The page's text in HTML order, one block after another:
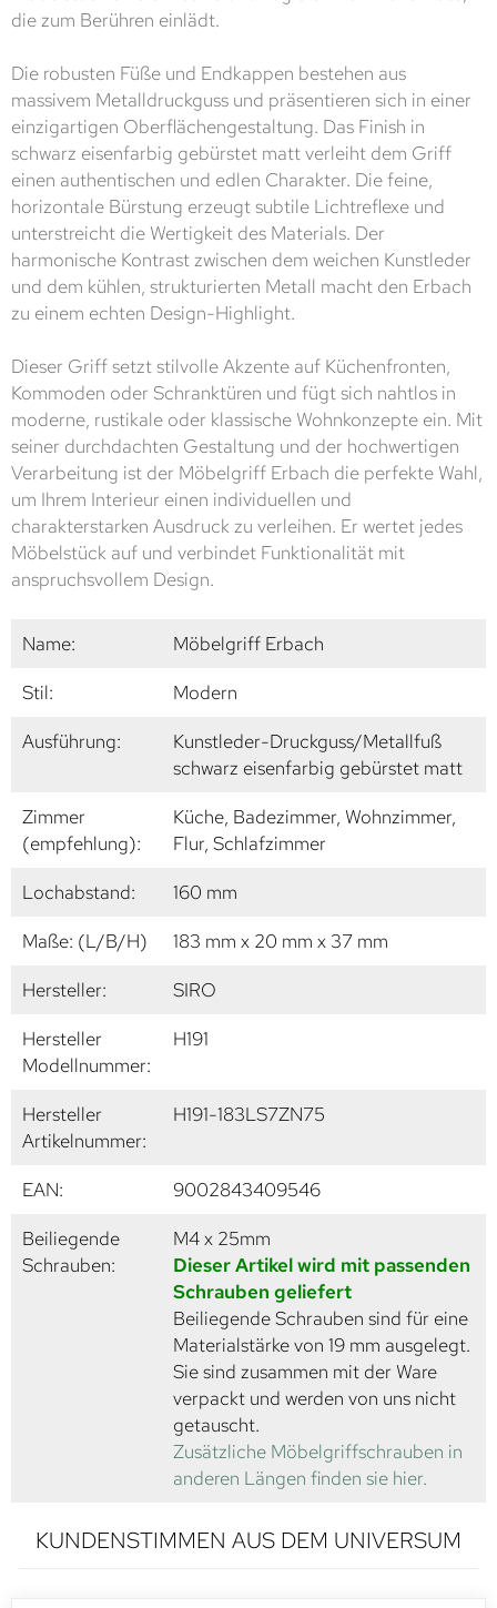
die zum Berühren einlädt.
Die robusten Füße und Endkappen bestehen aus
massivem Metalldruckguss und präsentieren sich in einer
einzigartigen Oberflächengestaltung. Das Finish in
schwarz eisenfarbig gebürstet matt verleiht dem Griff
einen authentischen und edlen Charakter. Die feine,
horizontale Bürstung erzeugt subtile Lichtreflexe und
unterstreicht die Wertigkeit des Materials. Der
harmonische Kontrast zwischen dem weichen Kunstleder
und dem kühlen, strukturierten Metall macht den Erbach
zu einem echten Design-Highlight.
Dieser Griff setzt stilvolle Akzente auf Küchenfronten,
Kommoden oder Schranktüren und fügt sich nahtlos in
moderne, rustikale oder klassische Wohnkonzepte ein. Mit
seiner durchdachten Gestaltung und der hochwertigen
Verarbeitung ist der Möbelgriff Erbach die perfekte Wahl,
um Ihrem Interieur einen individuellen und
charakterstarken Ausdruck zu verleihen. Er wertet jedes
Möbelstück auf und verbindet Funktionalität mit
anspruchsvollem Design.
Name:
Möbelgriff Erbach
Stil:
Modern
Ausführung:
Kunstleder-Druckguss/Metallfuß
schwarz eisenfarbig gebürstet matt
Zimmer
(empfehlung):
Küche, Badezimmer, Wohnzimmer,
Flur, Schlafzimmer
Lochabstand:
160 mm
Maße: (L/B/H)
183 mm x 20 mm x 37 mm
Hersteller:
SIRO
Hersteller
Modellnummer:
H191
Hersteller
Artikelnummer:
H191-183LS7ZN75
EAN:
9002843409546
Beiliegende
Schrauben:
M4 x 25mm
Dieser Artikel wird mit passenden
Schrauben geliefert
Beiliegende Schrauben sind für eine
Materialstärke von 19 mm ausgelegt.
Sie sind zusammen mit der Ware
verpackt und werden von uns nicht
getauscht.
Zusätzliche Möbelgriffschrauben in
anderen Längen finden sie hier.
KUNDENSTIMMEN AUS DEM UNIVERSUM